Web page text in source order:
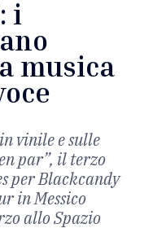
i
musica
vinile e sulle
par”, il terzo
per Blackcandy
in Messico
allo Spazio